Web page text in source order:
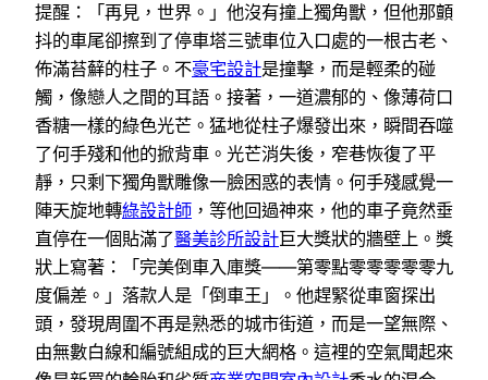
提醒：「再見，世界。」他沒有撞上獨角獸，但他那顫
抖的車尾卻擦到了停車塔三號車位入口處的一根古老、
佈滿苔蘚的柱子。不豪宅設計是撞擊，而是輕柔的碰
觸，像戀人之間的耳語。接著，一道濃郁的、像薄荷口
香糖一樣的綠色光芒。猛地從柱子爆發出來，瞬間吞噬
了何手殘和他的掀背車。光芒消失後，窄巷恢復了平
靜，只剩下獨角獸雕像一臉困惑的表情。何手殘感覺一
陣天旋地轉綠設計師 ，等他回過神來，他的車子竟然垂
直停在一個貼滿了醫美診所設計巨大獎狀的牆壁上。獎
狀上寫著：「完美倒車入庫獎——第零點零零零零零九
度偏差。」落款人是「倒車王」。他趕緊從車窗探出
頭，發現周圍不再是熟悉的城市街道，而是一望無際、
由無數白線和編號組成的巨大網格。這裡的空氣聞起來